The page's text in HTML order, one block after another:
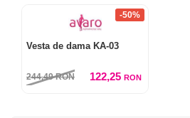
-50%
Vesta de dama KA-03
244,49RON 122,25 RON